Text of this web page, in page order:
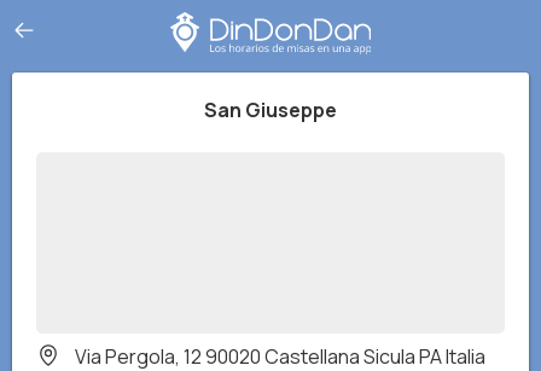
San Giuseppe
Via Pergola, 12 90020 Castellana Sicula PA Italia